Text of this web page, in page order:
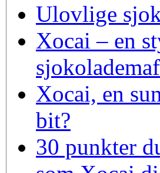
Ulovlige
Xocai – en
Xocai, en
bit?
30 punkter